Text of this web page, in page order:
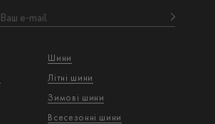
Шини
Літні шини
Зимові шини
Всесезонні шини